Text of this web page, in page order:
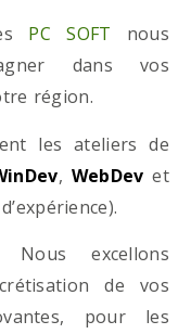
PC SOFT nous
dans vos
région.
les ateliers de
, WebDev et
excellons
de vos
pour les